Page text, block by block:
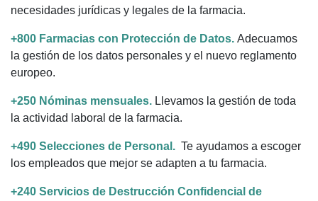
necesidades jurídicas y legales de la farmacia.
+800 Farmacias con Protección de Datos. Adecuamos
la gestión de los datos personales y el nuevo reglamento
europeo.
+250 Nóminas mensuales. Llevamos la gestión de toda
la actividad laboral de la farmacia.
+490 Selecciones de Personal. Te ayudamos a escoger
los empleados que mejor se adapten a tu farmacia.
+240 Servicios de Destrucción Confidencial de